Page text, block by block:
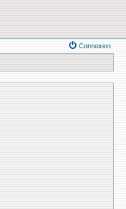
Connexion